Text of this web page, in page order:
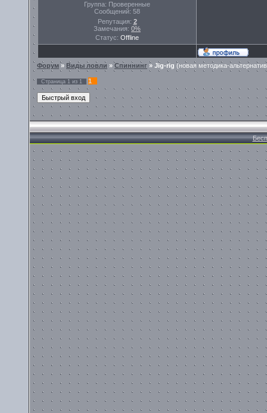
Группа: Проверенные
Сообщений: 58
Репутация: 2
Замечания: 0%
Статус: Offline
Форум » Виды ловли » Спиннинг » Jig-rig (новая методика-
Страница 1 из 1 1